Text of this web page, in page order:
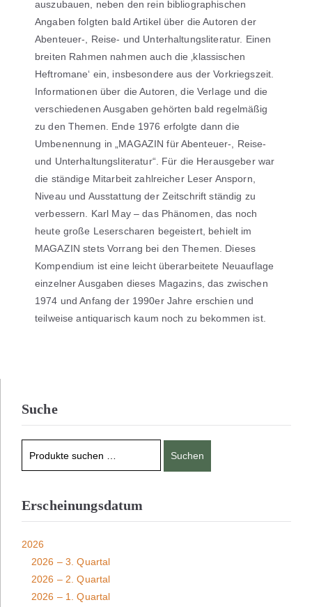
auszubauen, neben den rein bibliographischen
Angaben folgten bald Artikel über die Autoren der
Abenteuer-, Reise- und Unterhaltungsliteratur. Einen
breiten Rahmen nahmen auch die ‚klassischen
Heftromane‘ ein, insbesondere aus der Vorkriegszeit.
Informationen über die Autoren, die Verlage und die
verschiedenen Ausgaben gehörten bald regelmäßig
zu den Themen. Ende 1976 erfolgte dann die
Umbenennung in „MAGAZIN für Abenteuer-, Reise-
und Unterhaltungsliteratur“. Für die Herausgeber war
die ständige Mitarbeit zahlreicher Leser Ansporn,
Niveau und Ausstattung der Zeitschrift ständig zu
verbessern. Karl May – das Phänomen, das noch
heute große Leserscharen begeistert, behielt im
MAGAZIN stets Vorrang bei den Themen. Dieses
Kompendium ist eine leicht überarbeitete Neuauflage
einzelner Ausgaben dieses Magazins, das zwischen
1974 und Anfang der 1990er Jahre erschien und
teilweise antiquarisch kaum noch zu bekommen ist.
Suche
Suchen
Erscheinungsdatum
2026
2026 – 3. Quartal
2026 – 2. Quartal
2026 – 1. Quartal